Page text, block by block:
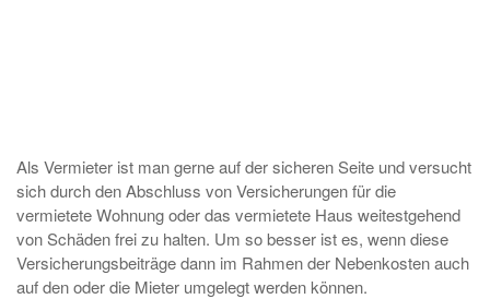
Als Vermieter ist man gerne auf der sicheren Seite und versucht
sich durch den Abschluss von Versicherungen für die
vermietete Wohnung oder das vermietete Haus weitestgehend
von Schäden frei zu halten. Um so besser ist es, wenn diese
Versicherungsbeiträge dann im Rahmen der Nebenkosten auch
auf den oder die Mieter umgelegt werden können.